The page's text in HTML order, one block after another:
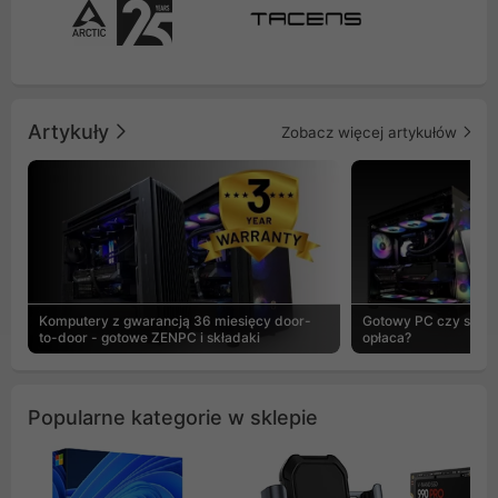
Artykuły Zobacz więcej artykułów
Komputery z gwarancją 36 miesięcy door-
to-door - gotowe ZENPC i składaki
Gotowy PC czy
opłaca?
Popularne kategorie w sklepie